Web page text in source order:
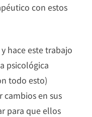
con estos
hace este trabajo
psicológica
todo esto)
cambios en sus
para que ellos